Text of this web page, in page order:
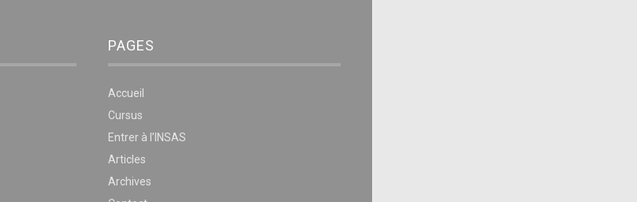
PAGES
Accueil
Cursus
Entrer à l’INSAS
Articles
Archives